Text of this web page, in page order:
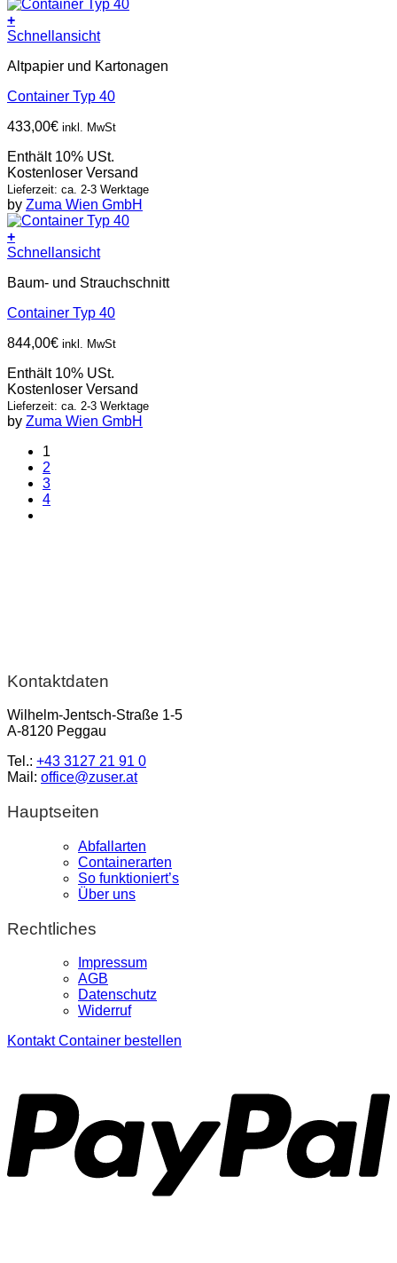
+
Schnellansicht
Altpapier und Kartonagen
Container Typ 40
433,00€ inkl. MwSt
Enthält 10% USt.
Kostenloser Versand
Lieferzeit: ca. 2-3 Werktage
by Zuma Wien GmbH
+
Schnellansicht
Baum- und Strauchschnitt
Container Typ 40
844,00€ inkl. MwSt
Enthält 10% USt.
Kostenloser Versand
Lieferzeit: ca. 2-3 Werktage
by Zuma Wien GmbH
1
2
3
4
Kontaktdaten
Wilhelm-Jentsch-Straße 1-5
A-8120 Peggau
Tel.: +43 3127 21 91 0
Mail: office@zuser.at
Hauptseiten
Abfallarten
Containerarten
So funktioniert’s
Über uns
Rechtliches
Impressum
AGB
Datenschutz
Widerruf
Kontakt Container bestellen